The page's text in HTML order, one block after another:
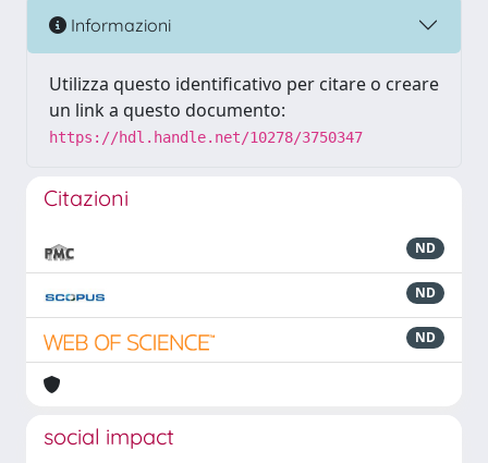
Informazioni
Utilizza questo identificativo per citare o creare
un link a questo documento:
https://hdl.handle.net/10278/3750347
Citazioni
ND
ND
ND
social impact